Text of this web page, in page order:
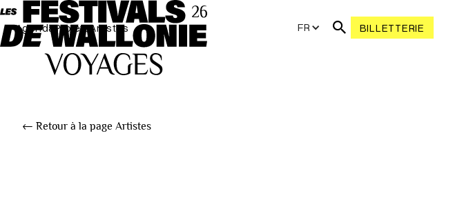
AgendaProjetsArtistes FR BILLETTERIE
← Retour à la page Artistes